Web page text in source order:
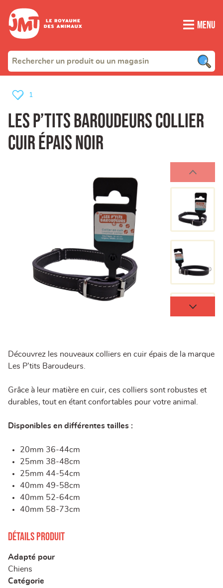
Menu
Les P’tits Baroudeurs Collier
Cuir épais noir
1
Découvrez les nouveaux colliers en cuir épais de la marque
Les P’tits Baroudeurs.
Grâce à leur matière en cuir, ces colliers sont robustes et
durables, tout en étant confortables pour votre animal.
Disponibles en différentes tailles :
20mm 36-44cm
25mm 38-48cm
25mm 44-54cm
40mm 49-58cm
40mm 52-64cm
40mm 58-73cm
Détails produit
Adapté pour
Chiens
Catégorie